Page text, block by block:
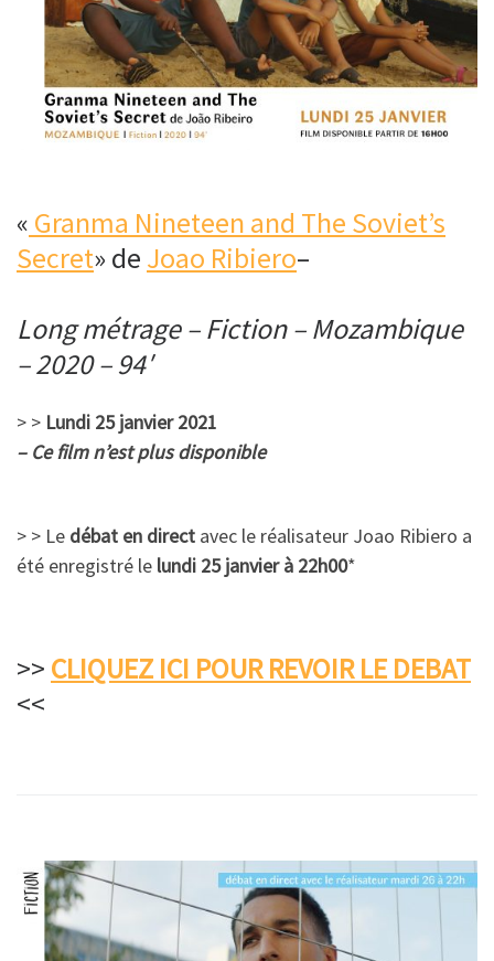
« Granma Nineteen and The Soviet’s
Secret» de Joao Ribiero–
Long métrage – Fiction – Mozambique
– 2020 – 94′
> > Lundi 25 janvier 2021
– Ce film n’est plus disponible
> > Le débat en direct avec le réalisateur Joao Ribiero a
été enregistré le lundi 25 janvier à 22h00*
>> CLIQUEZ ICI POUR REVOIR LE DEBAT
<<